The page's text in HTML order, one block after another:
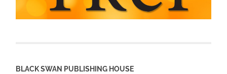
BLACK SWAN PUBLISHING HOUSE